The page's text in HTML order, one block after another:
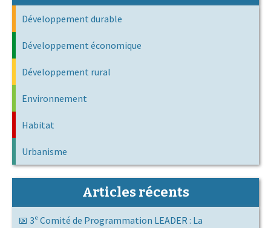
Développement durable
Développement économique
Développement rural
Environnement
Habitat
Urbanisme
Articles récents
📅 3ᵉ Comité de Programmation LEADER : La